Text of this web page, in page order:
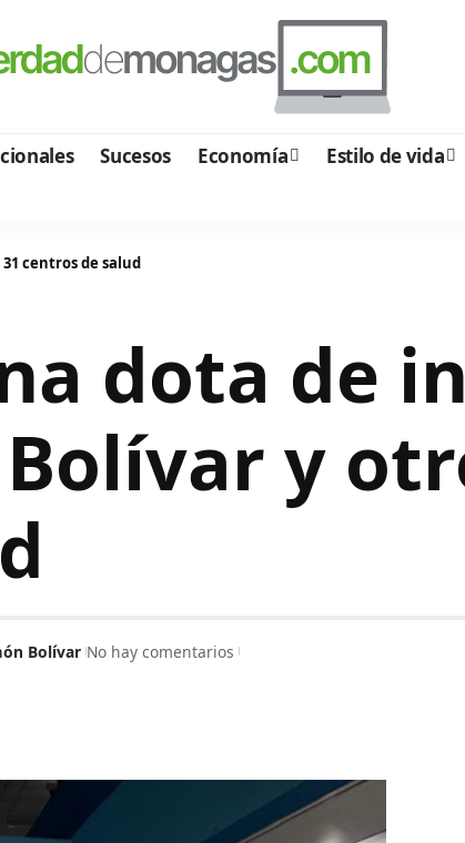
Sucesos Economía Estilo de vida
centros de salud
dota de
y
Bolívar No hay comentarios